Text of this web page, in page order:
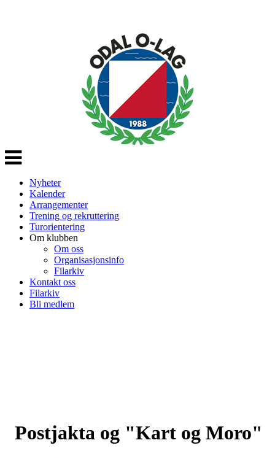
Veksle
navigasjon
Nyheter
Kalender
Arrangementer
Trening og rekruttering
Turorientering
Om klubben
Om oss
Organisasjonsinfo
Filarkiv
Kontakt oss
Filarkiv
Bli medlem
Postjakta og "Kart og Moro"